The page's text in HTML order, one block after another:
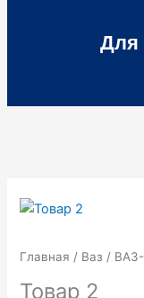
Для
Главная / Ваз / ВАЗ-
Товар 2
Количество
Товар